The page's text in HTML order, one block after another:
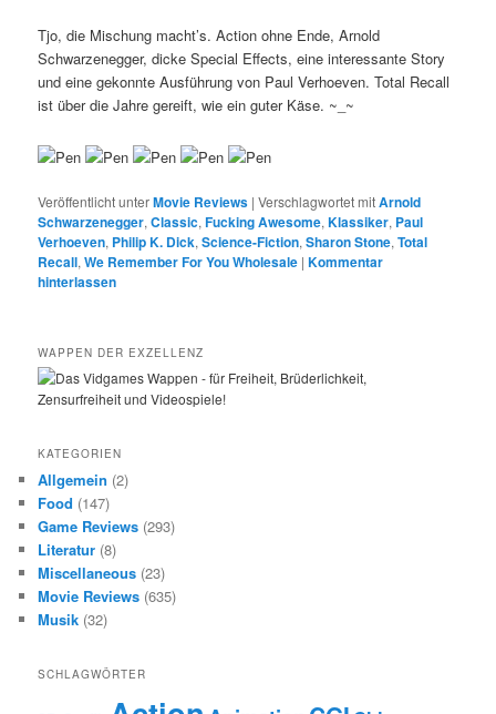
Tjo, die Mischung macht’s. Action ohne Ende, Arnold
Schwarzenegger, dicke Special Effects, eine interessante Story
und eine gekonnte Ausführung von Paul Verhoeven. Total Recall
ist über die Jahre gereift, wie ein guter Käse. ~_~
Veröffentlicht unterMovie Reviews |Verschlagwortet mitArnold
Schwarzenegger,Classic,Fucking Awesome,Klassiker, Paul
Verhoeven, Philip K. Dick,Science-Fiction,Sharon Stone,Total
Recall,We Remember For You Wholesale |Kommentar
hinterlassen
WAPPEN DER EXZELLENZ
KATEGORIEN
Allgemein (2)
Food (147)
Game Reviews (293)
Literatur (8)
Miscellaneous (23)
Movie Reviews (635)
Musik (32)
SCHLAGWÖRTER